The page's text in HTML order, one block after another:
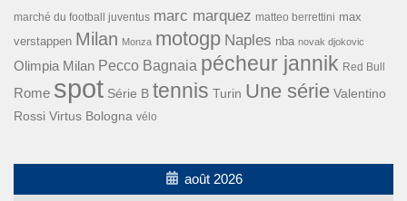
marché du football juventus marc marquez matteo berrettini max
verstappen Milan Monza motogp Naples nba novak djokovic
Olimpia Milan Pecco Bagnaia pécheur jannik Red Bull
Rome spot Série B tennis Turin Une série Valentino
Rossi Virtus Bologna vélo
août 2026